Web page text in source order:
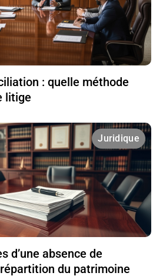
: quelle méthode
litige
Juridique
d’une absence de
du patrimoine